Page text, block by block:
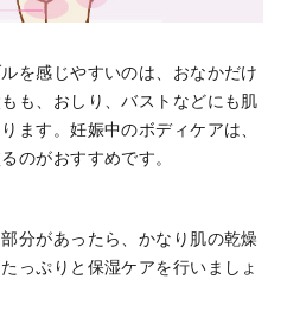
を感じやすいのは、おなかだけ
も、おしり、バストなどにも肌
ます。妊娠中のボディケアは、
のがおすすめです。
分があったら、かなり肌の乾燥
っぷりと保湿ケアを行いましょ